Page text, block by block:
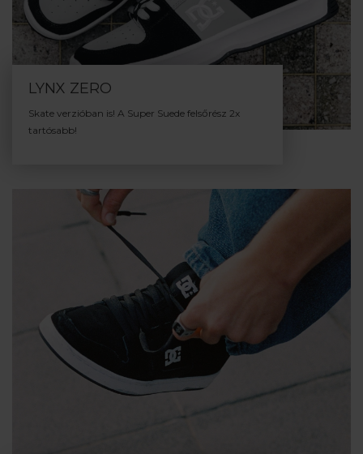
LYNX ZERO
Skate verzióban is! A Super Suede felsőrész 2x
tartósabb!